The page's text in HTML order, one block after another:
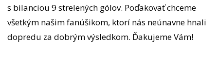
s bilanciou 9 strelených gólov. Poďakovať chceme
všetkým našim fanúšikom, ktorí nás neúnavne hnali
dopredu za dobrým výsledkom. Ďakujeme Vám!